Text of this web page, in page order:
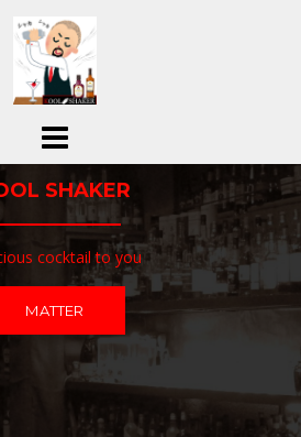
SHAKER
cocktail to you
MATTER